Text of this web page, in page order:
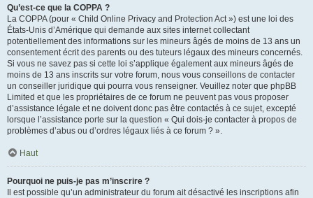
Qu’est-ce que la COPPA ?
La COPPA (pour « Child Online Privacy and Protection Act ») est une loi des
États-Unis d’Amérique qui demande aux sites internet collectant
potentiellement des informations sur les mineurs âgés de moins de 13 ans un
consentement écrit des parents ou des tuteurs légaux des mineurs concernés.
Si vous ne savez pas si cette loi s’applique également aux mineurs âgés de
moins de 13 ans inscrits sur votre forum, nous vous conseillons de contacter
un conseiller juridique qui pourra vous renseigner. Veuillez noter que phpBB
Limited et que les propriétaires de ce forum ne peuvent pas vous proposer
d’assistance légale et ne doivent donc pas être contactés à ce sujet, excepté
lorsque l’assistance porte sur la question « Qui dois-je contacter à propos de
problèmes d’abus ou d’ordres légaux liés à ce forum ? ».
Haut
Pourquoi ne puis-je pas m’inscrire ?
Il est possible qu’un administrateur du forum ait désactivé les inscriptions afin